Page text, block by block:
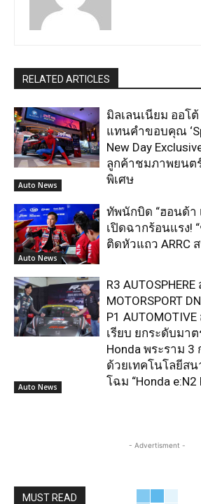
RELATED ARTICLES
Auto News
มิลเลนเนียม ออโ
แทนคำขอบคุณ
New Day
ลูกค้าชมภาพยนต
พิเศษ
Auto News
ทัพนักบิด “ฮอนด้า
เปิดฉากร้อนแรง!
ติดหัวแถว ARRC
Auto News
R3
MOTORSPORT
P1
เรียบ ยกระดับมา
Honda พระราม 3
ด้วยเทคโนโลยีส
โฉม “Honda e:N2
- Advertisment -
MUST READ